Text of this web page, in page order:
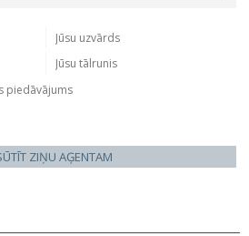
ZIŅU AĢENTAM